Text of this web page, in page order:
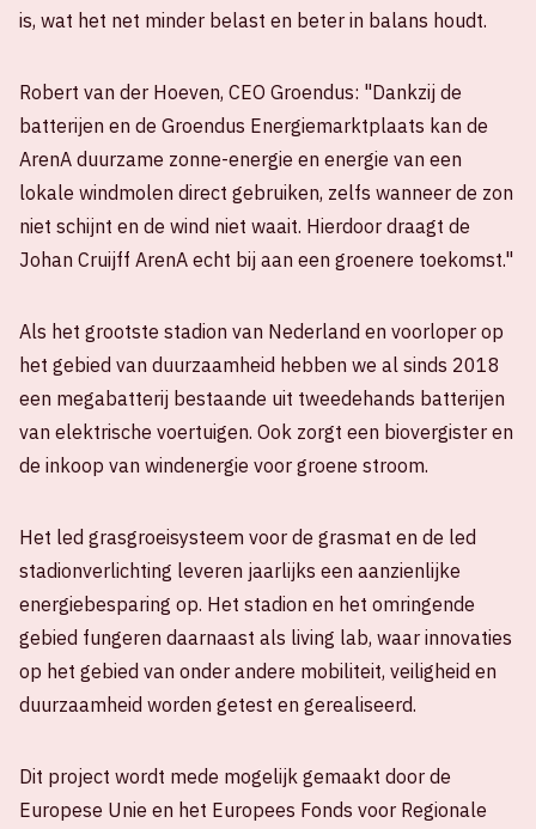
is, wat het net minder belast en beter in balans houdt.
Robert van der Hoeven, CEO Groendus: "Dankzij de
batterijen en de Groendus Energiemarktplaats kan de
ArenA duurzame zonne-energie en energie van een
lokale windmolen direct gebruiken, zelfs wanneer de zon
niet schijnt en de wind niet waait. Hierdoor draagt de
Johan Cruijff ArenA echt bij aan een groenere toekomst."
Als het grootste stadion van Nederland en voorloper op
het gebied van duurzaamheid hebben we al sinds 2018
een megabatterij bestaande uit tweedehands batterijen
van elektrische voertuigen. Ook zorgt een biovergister en
de inkoop van windenergie voor groene stroom.
Het led grasgroeisysteem voor de grasmat en de led
stadionverlichting leveren jaarlijks een aanzienlijke
energiebesparing op. Het stadion en het omringende
gebied fungeren daarnaast als living lab, waar innovaties
op het gebied van onder andere mobiliteit, veiligheid en
duurzaamheid worden getest en gerealiseerd.
Dit project wordt mede mogelijk gemaakt door de
Europese Unie en het Europees Fonds voor Regionale